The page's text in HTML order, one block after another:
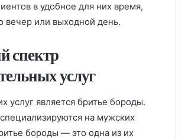
в удобное для них время,
вечер или выходной день.
спектр
услуг
услуг является бритье бороды.
на мужских
бороды — это одна из их